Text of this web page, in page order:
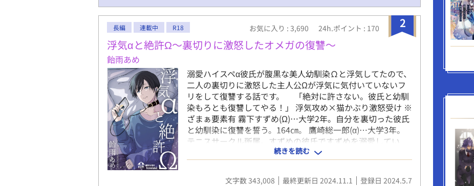
2
長編 連載中 R18 お気に入り : 3,690 24h.ポイント : 170
浮気αと絶許Ω～裏切りに激怒したオメガの復讐～
飴雨あめ
溺愛ハイスペα彼氏が腹黒な美人幼馴染Ωと浮気してたので、
二人の裏切りに激怒した主人公Ωが浮気に気付いていないフ
リをして復讐する話です。 「絶対に許さない。彼氏と幼馴
染もろとも復讐してやる！」 浮気攻め×猫かぶり激怒受け ※
ざまぁ要素有 霧下すずめ(Ω)…大学2年。自分を裏切った彼氏
と幼馴染に復讐を誓う。164㎝。 鷹崎総一郎(α)…大学3年。
テニスサークル所属。すずめの彼氏ですずめを溺愛してい
る。184㎝。 愛野ひな(Ω)…大学２年。テニスサークルマネー
ジャー。すずめの幼馴染で総一郎に一目惚れ。168㎝。 ハッ
ピーエンドです。 R-18表現には※表記つけてます。
続きを読む
文字数 343,008 最終更新日 2024.11.1 登録日 2024.5.7